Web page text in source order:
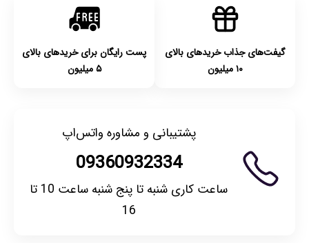
گیفت‌های جذاب خریدهای بالای
۱۰ میلیون
پست رایگان برای خریدهای بالای
۵ میلیون
پشتیبانی و مشاوره واتس‌اپ
09360932334
ساعت کاری شنبه تا پنج شنبه ساعت 10 تا
16